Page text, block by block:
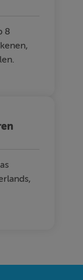
8